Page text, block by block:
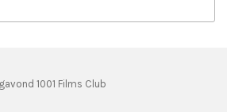
1001 Films Club